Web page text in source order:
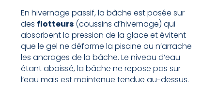
En hivernage passif, la bâche est posée sur
des flotteurs(coussins d’hivernage) qui
absorbent la pression de la glace et évitent
que le gel ne déforme la piscine ou n’arrache
les ancrages de la bâche. Le niveau d’eau
étant abaissé, la bâche ne repose pas sur
l’eau mais est maintenue tendue au-dessus.